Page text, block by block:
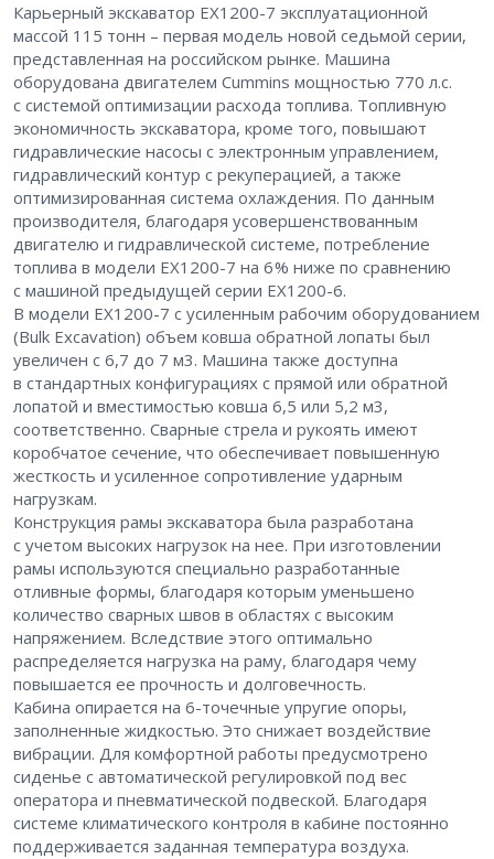
Карьерный экскаватор EX1200-7 эксплуатационной
массой 115 тонн – ​первая модель новой седьмой серии,
представленная на российском рынке. Машина
оборудована двигателем Cummins мощностью 770 л.с.
с системой оптимизации расхода топлива. Топливную
экономичность экскаватора, кроме того, повышают
гидравлические насосы с электронным управлением,
гидравлический контур с рекуперацией, а также
оптимизированная система охлаждения. По данным
производителя, благодаря усовершенствованным
двигателю и гидравлической системе, потребление
топлива в модели EX1200-7 на 6 % ниже по сравнению
с машиной предыдущей серии EX1200-6.
В модели EX1200-7 с усиленным рабочим оборудованием
(Bulk Excavation) объем ковша обратной лопаты был
увеличен с 6,7 до 7 м3. Машина также доступна
в стандартных конфигурациях с прямой или обратной
лопатой и вместимостью ковша 6,5 или 5,2 м3,
соответственно. Сварные стрела и рукоять имеют
коробчатое сечение, что обеспечивает повышенную
жесткость и усиленное сопротивление ударным
нагрузкам.
Конструкция рамы экскаватора была разработана
с учетом высоких нагрузок на нее. При изготовлении
рамы используются специально разработанные
отливные формы, благодаря которым уменьшено
количество сварных швов в областях с высоким
напряжением. Вследствие этого оптимально
распределяется нагрузка на раму, благодаря чему
повышается ее прочность и долговечность.
Кабина опирается на 6-точечные упругие опоры,
заполненные жидкостью. Это снижает воздействие
вибрации. Для комфортной работы предусмотрено
сиденье с автоматической регулировкой под вес
оператора и пневматической подвеской. Благодаря
системе климатического контроля в кабине постоянно
поддерживается заданная температура воздуха.